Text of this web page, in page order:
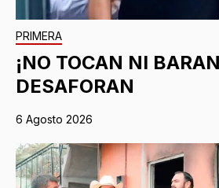
PRIMERA
¡NO TOCAN NI
DESAFORAN
6 Agosto 2026